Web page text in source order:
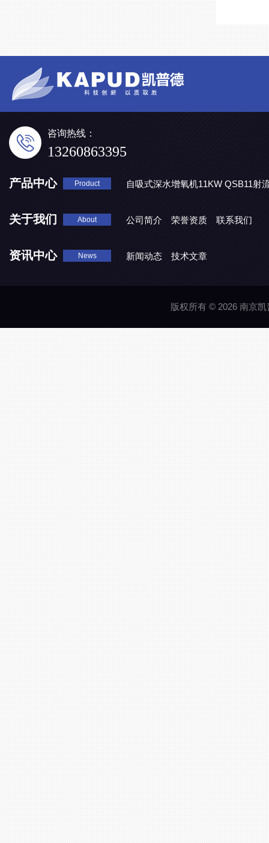
咨询热线：
13260863395
产品中心 Product
自吸式深水增氧机11KW QSB11射
关于我们 About 公司简介 荣誉资质 联系我们
资讯中心 News 新闻动态 技术文章
版权所有 © 2026 南京